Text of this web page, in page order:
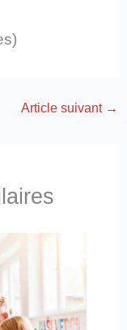
Article suivant →